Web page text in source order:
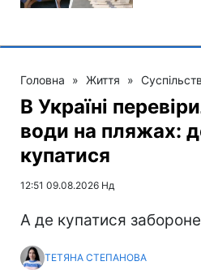
Головна » Життя »
В Україні
води на пляжах:
купатися
12:51 09.08.2026 Нд
А де купатися
ТЕТЯНА СТЕПАНОВА